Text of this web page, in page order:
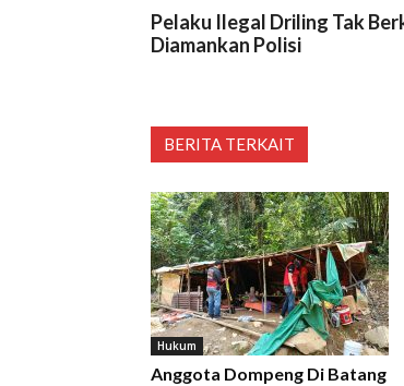
Pelaku Ilegal Driling Tak
Diamankan Polisi
BERITA TERKAIT
Hukum
Anggota Dompeng Di Batang